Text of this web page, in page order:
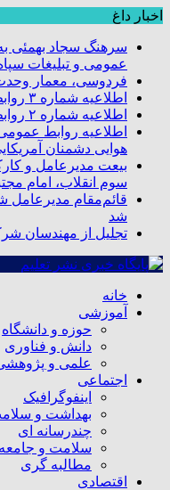
اخبار داغ
سرهنگ سجاد بهمئی
عمومی و تبلیغات
فردوسی، معمار وحدت
اطلاعیه شماره ۳ روابط عمومی شرکت فولاد خوزستان
اطلاعیه شماره ۲ روابط عمومی شرکت فولاد خوزستان
اطلاعیه روابط
هوایی دشمنان
بیعت مدیرعامل و
سوم انقلاب، امام
قائم‌مقام مدیرعامل
شد
تجلیل از مهندسان
خانه
آموزشی
حوزه و دانشگاه
دانش و فناوری
علمی و
اجتماعی
اینفوگرافیک
بهداشت و
چندرسانه ای
سلامت و جامعه
مطالبه گری
اقتصادی